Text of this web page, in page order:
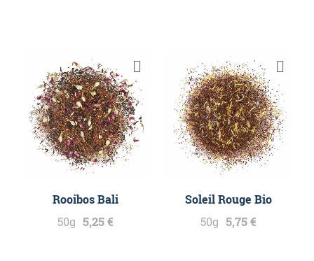
Rooibos Bali
50g 5,25 €
Soleil Rouge Bio
50g 5,75 €